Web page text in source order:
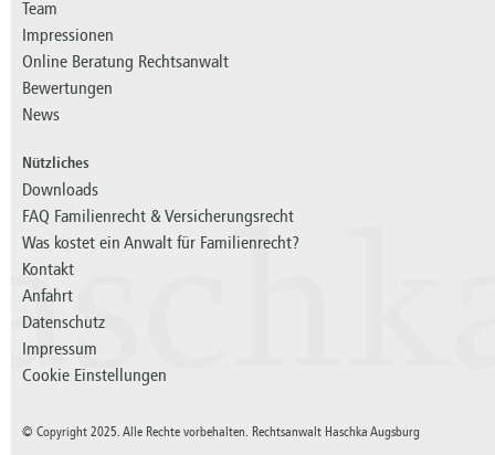
Team
Impressionen
Online Beratung Rechtsanwalt
Bewertungen
News
Nützliches
Downloads
FAQ Familienrecht & Versicherungsrecht
Was kostet ein Anwalt für Familienrecht?
Kontakt
Anfahrt
Datenschutz
Impressum
Cookie Einstellungen
© Copyright 2025. Alle Rechte vorbehalten. Rechtsanwalt Haschka Augsburg